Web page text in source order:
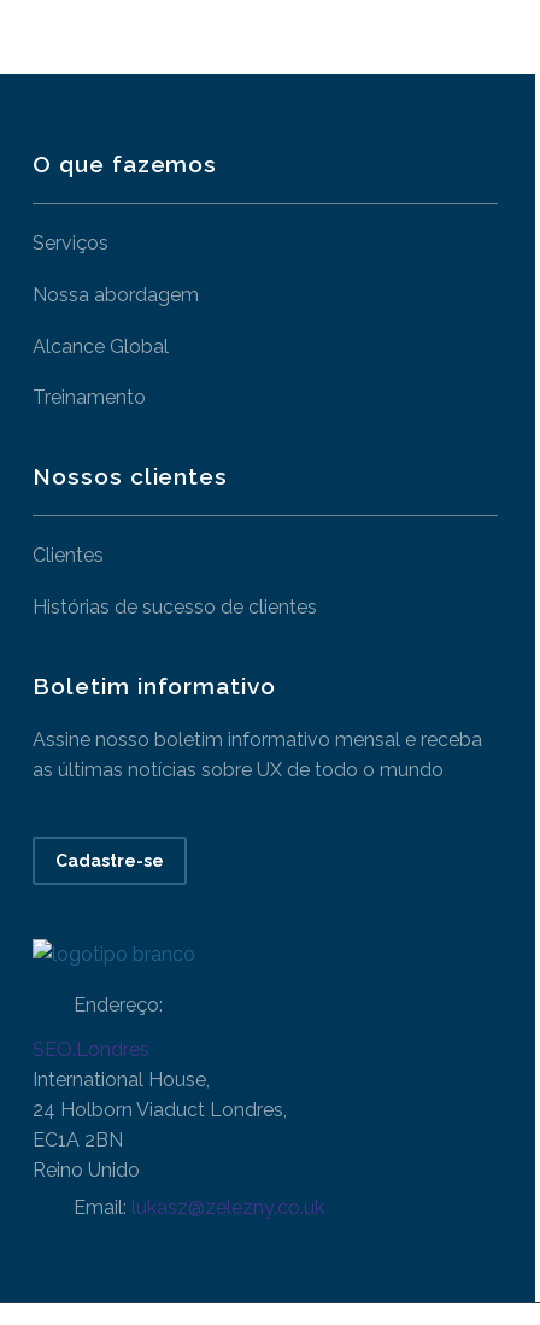
O que fazemos
Serviços
Nossa abordagem
Alcance Global
Treinamento
Nossos clientes
Clientes
Histórias de sucesso de clientes
Boletim informativo
Assine nosso boletim informativo mensal e receba
as últimas notícias sobre UX de todo o mundo
Cadastre-se
Endereço:
SEO.Londres
International House,
24 Holborn Viaduct Londres,
EC1A 2BN
Reino Unido
Email: lukasz@zelezny.co.uk